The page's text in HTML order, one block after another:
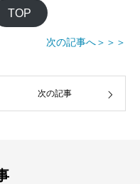
TOP
次の記事へ＞＞＞
次の記事